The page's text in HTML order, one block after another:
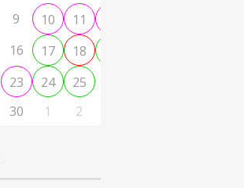
9 10 11
16 17 18
23 24 25
30 1 2